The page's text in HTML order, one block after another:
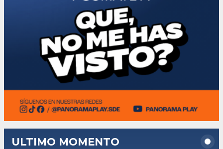
ULTIMO MOMENTO